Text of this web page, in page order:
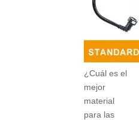
¿Cuál es el
mejor
material
para las